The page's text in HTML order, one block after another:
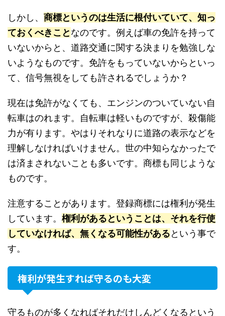
しかし、 商標というのは生活に根付いていて、知っ
ておくべきことなのです。例えば車の免許を持って
いないからと、道路交通に関する決まりを勉強しな
いようなものです。免許をもっていないからといっ
て、信号無視をしても許されるでしょうか？
現在は免許がなくても、エンジンのついていない自
転車はのれます。自転車は軽いものですが、殺傷能
力が有ります。やはりそれなりに道路の表示などを
理解しなければいけません。世の中知らなかったで
は済まされないことも多いです。商標も同じような
ものです。
注意することがあります。登録商標には権利が発生
しています。 権利があるということは、それを行使
していなければ、無くなる可能性があるという事で
す。
権利が発生すれば守るのも大変
守るものが多くなればそれだけしんどくなるという